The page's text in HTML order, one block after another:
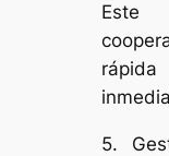
Este
5.